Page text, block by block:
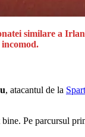
similare a
, atacantul de la
bine. Pe parcursul